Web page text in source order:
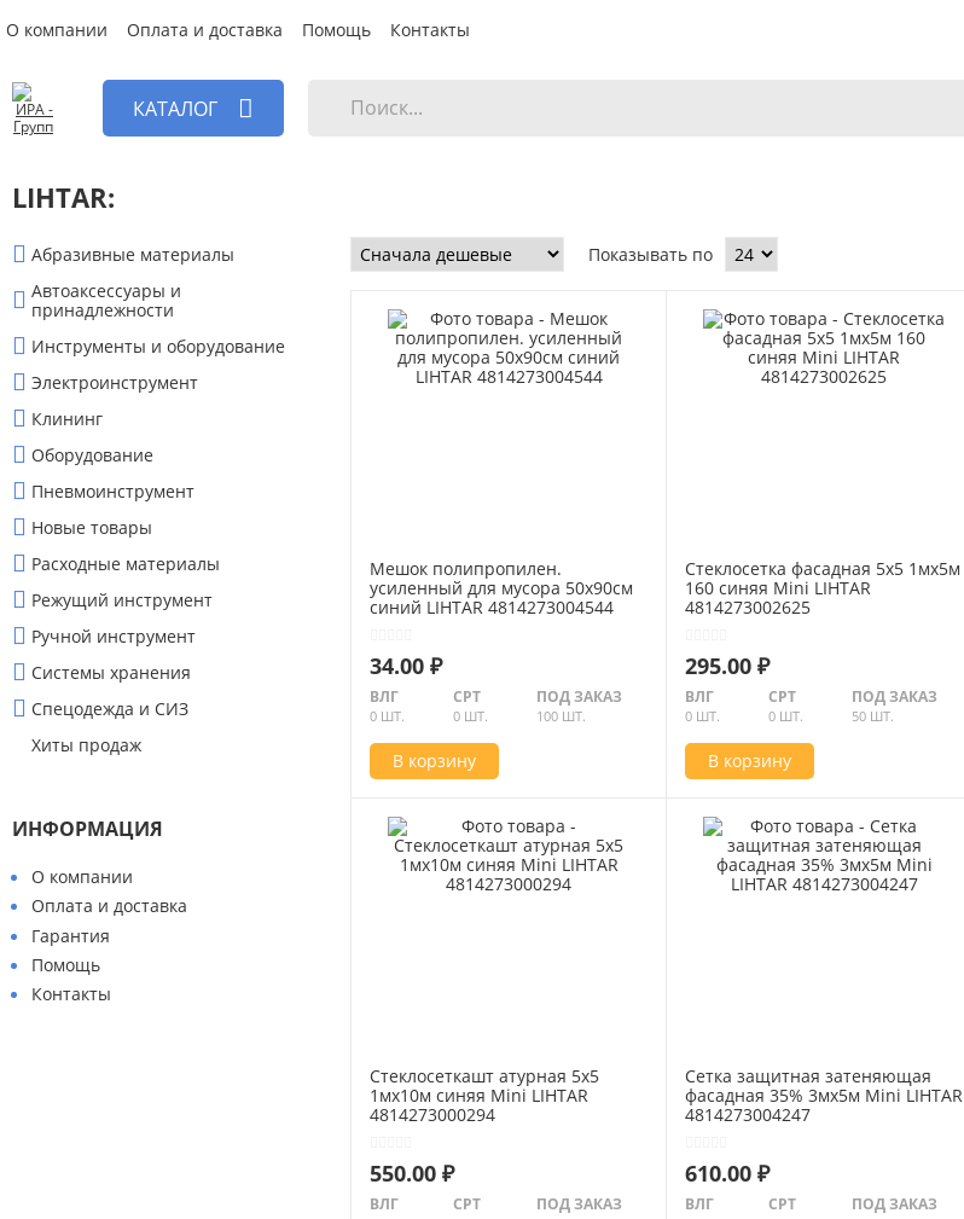
О компании Оплата и доставка Помощь Контакты
КАТАЛОГ
LIHTAR:
Абразивные материалы
Автоаксессуары и
принадлежности
Инструменты и оборудование
Электроинструмент
Клининг
Оборудование
Пневмоинструмент
Новые товары
Расходные материалы
Режущий инструмент
Ручной инструмент
Системы хранения
Спецодежда и СИЗ
Хиты продаж
ИНФОРМАЦИЯ
О компании
Оплата и доставка
Гарантия
Помощь
Контакты
Показывать по
Мешок полипропилен.
усиленный для мусора 50x90см
синий LIHTAR 4814273004544
34.00 ₽
ВЛГ
0 ШТ.
СРТ
0 ШТ.
ПОД ЗАКАЗ
100 ШТ.
В корзину
Стеклосетка фасадная 5х5 1мх5м
160 синяя Mini LIHTAR
4814273002625
295.00 ₽
ВЛГ
0 ШТ.
СРТ
0 ШТ.
ПОД ЗАКАЗ
50 ШТ.
В корзину
Стеклосеткашт атурная 5х5
1мх10м синяя Mini LIHTAR
4814273000294
550.00 ₽
ВЛГ СРТ ПОД ЗАКАЗ
Сетка защитная затеняющая
фасадная 35% 3мх5м Mini LIHTAR
4814273004247
610.00 ₽
ВЛГ СРТ ПОД ЗАКАЗ